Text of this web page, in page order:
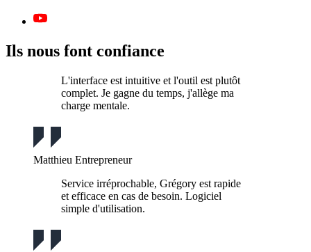
Ils nous font confiance
L'interface est intuitive et l'outil est plutôt
complet. Je gagne du temps, j'allège ma
charge mentale.
Matthieu Entrepreneur
Service irréprochable, Grégory est rapide
et efficace en cas de besoin. Logiciel
simple d'utilisation.